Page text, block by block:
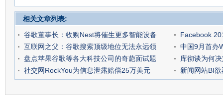
相关文章列表:
谷歌董事长：收购Nest将催生更多智能设备
Facebook
互联网之父：谷歌搜索顶级地位无法永远领
中国9月首办
盘点苹果谷歌等各大科技公司的奇葩面试题
库彻谈为何
社交网RockYou为信息泄露赔偿25万美元
新闻网站BI